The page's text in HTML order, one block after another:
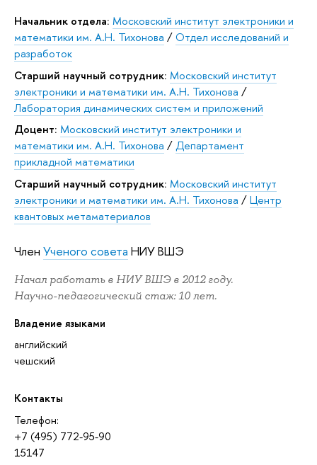
Начальник отдела: Московский институт электроники и
математики им. А.Н. Тихонова /Отдел исследований и
разработок
Старший научный сотрудник: Московский институт
электроники и математики им. А.Н. Тихонова /
Лаборатория динамических систем и приложений
Доцент: Московский институт электроники и
математики им. А.Н. Тихонова /Департамент
прикладной математики
Старший научный сотрудник: Московский институт
электроники и математики им. А.Н. Тихонова /Центр
квантовых метаматериалов
Член Ученого совета НИУ ВШЭ
Начал работать в НИУ ВШЭ в 2012 году.
Научно-педагогический стаж: 10 лет.
Владение языками
английский
чешский
Контакты
Телефон:
+7 (495) 772-95-90
15147